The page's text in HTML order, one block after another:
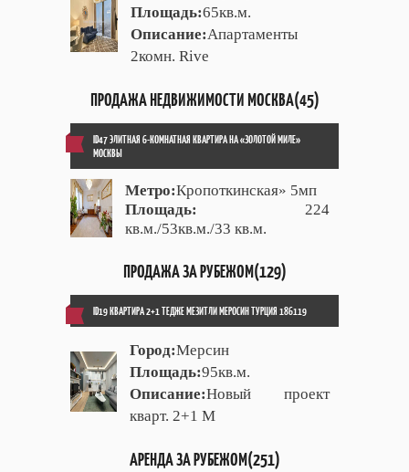
Площадь:65кв.м.
Описание:Апартаменты
2комн. Rive
ПРОДАЖА НЕДВИЖИМОСТИ МОСКВА(45)
ID47 ЭЛИТНАЯ 6-КОМНАТНАЯ КВАРТИРА НА «ЗОЛОТОЙ МИЛЕ»
МОСКВЫ
Метро:Кропоткинская» 5мп
Площадь:
224
кв.м./53кв.м./33 кв.м.
ПРОДАЖА ЗА РУБЕЖОМ(129)
ID19 КВАРТИРА 2+1 ТЕДЖЕ МЕЗИТЛИ МЕРОСИН ТУРЦИЯ 186119
Город:Мерсин
Площадь:95кв.м.
Описание:Новый проект
кварт. 2+1 М
АРЕНДА ЗА РУБЕЖОМ(251)